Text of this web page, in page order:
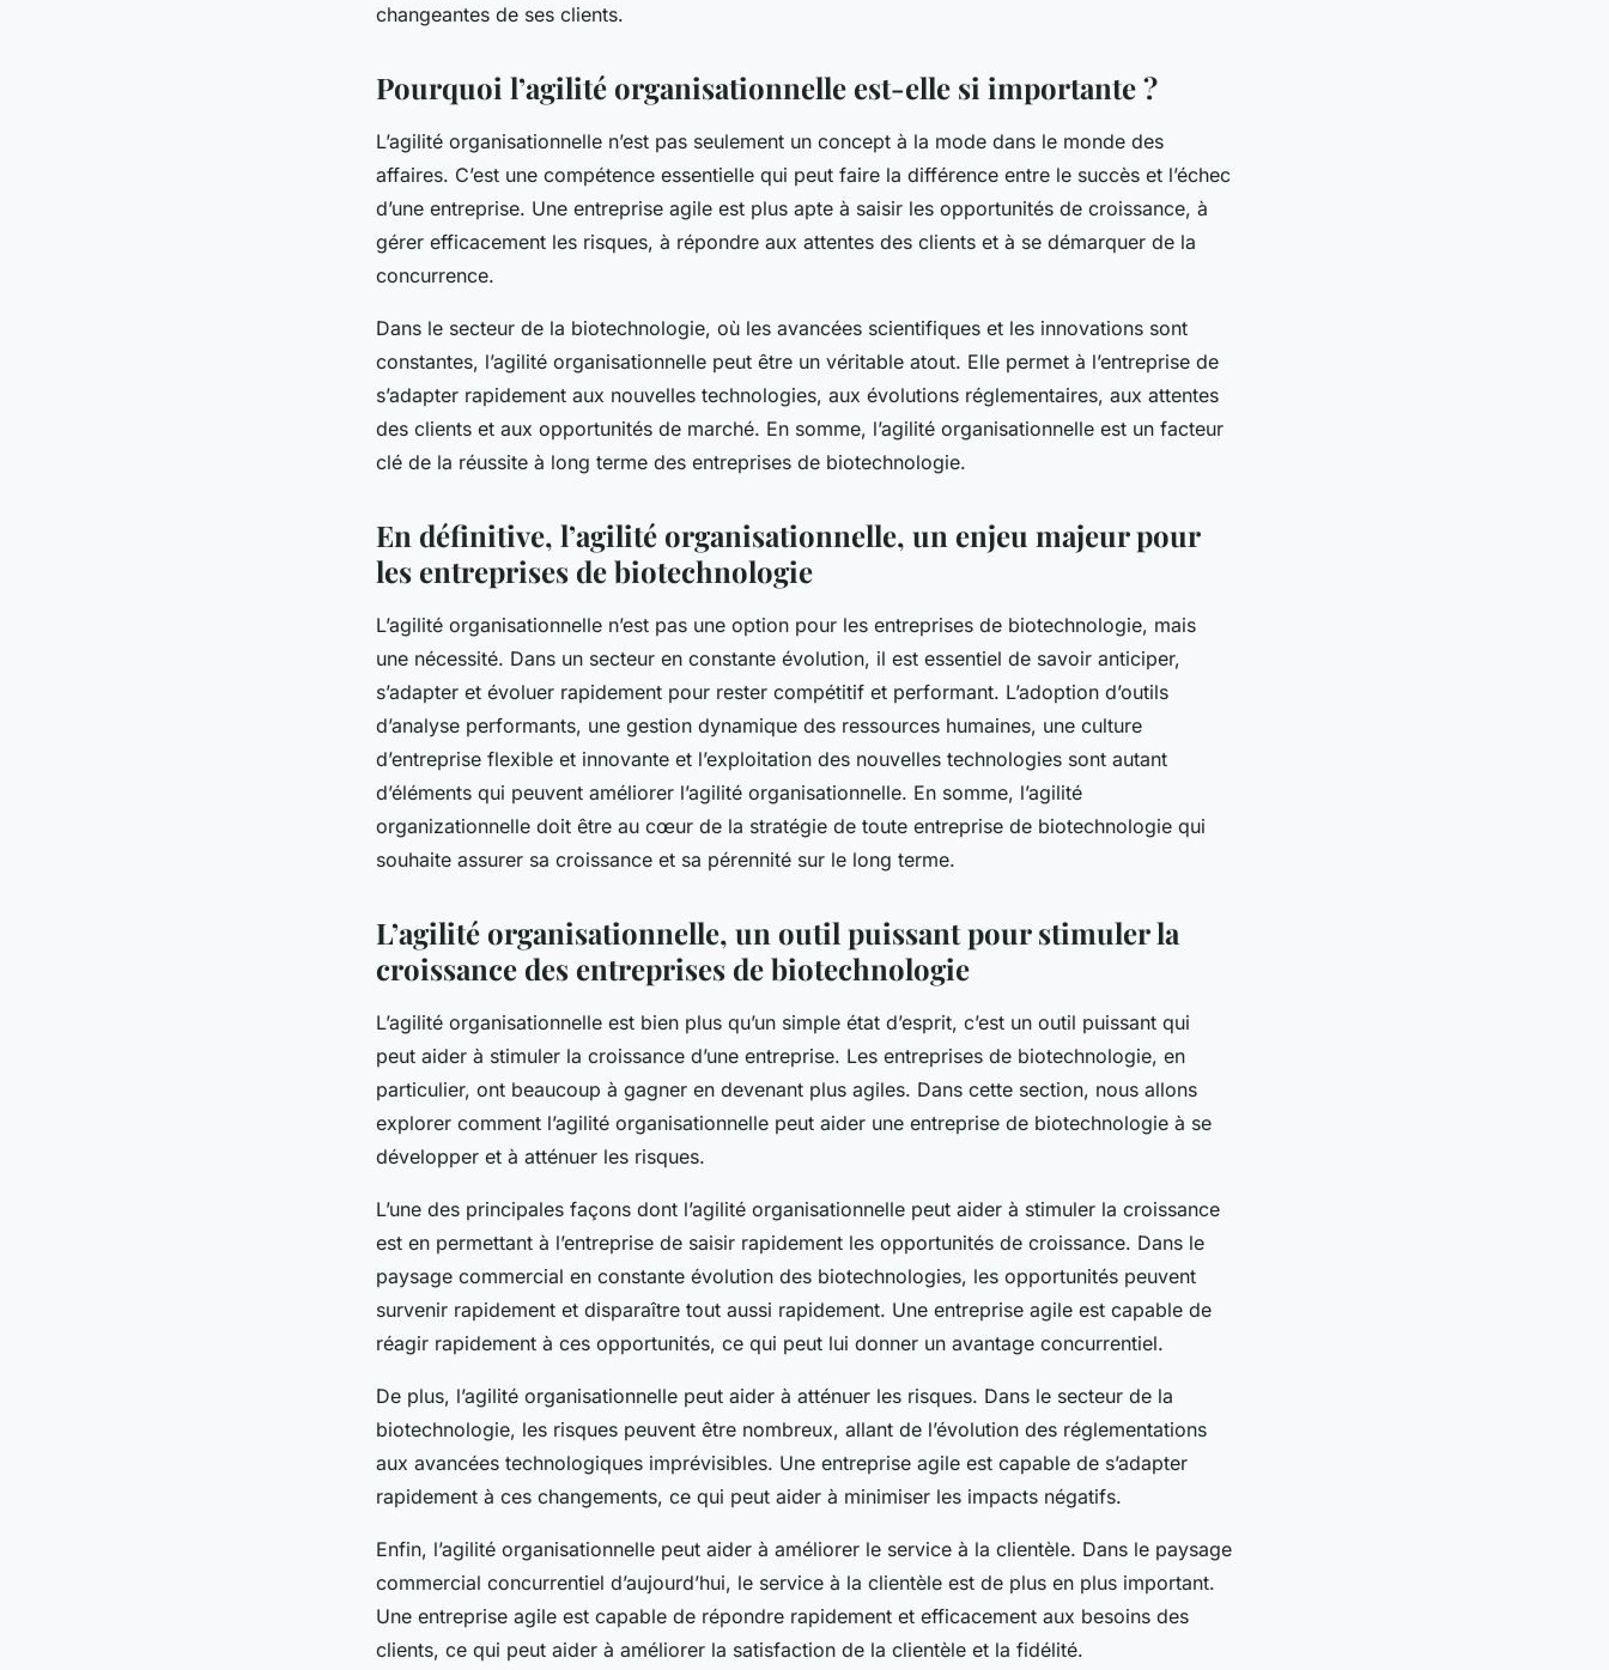
changeantes de ses clients.
Pourquoi l’agilité organisationnelle est-elle si importante ?
L’agilité organisationnelle n’est pas seulement un concept à la mode dans le monde des
affaires. C’est une compétence essentielle qui peut faire la différence entre le succès et l’échec
d’une entreprise. Une entreprise agile est plus apte à saisir les opportunités de croissance, à
gérer efficacement les risques, à répondre aux attentes des clients et à se démarquer de la
concurrence.
Dans le secteur de la biotechnologie, où les avancées scientifiques et les innovations sont
constantes, l’agilité organisationnelle peut être un véritable atout. Elle permet à l’entreprise de
s’adapter rapidement aux nouvelles technologies, aux évolutions réglementaires, aux attentes
des clients et aux opportunités de marché. En somme, l’agilité organisationnelle est un facteur
clé de la réussite à long terme des entreprises de biotechnologie.
En définitive, l’agilité organisationnelle, un enjeu majeur pour
les entreprises de biotechnologie
L’agilité organisationnelle n’est pas une option pour les entreprises de biotechnologie, mais
une nécessité. Dans un secteur en constante évolution, il est essentiel de savoir anticiper,
s’adapter et évoluer rapidement pour rester compétitif et performant. L’adoption d’outils
d’analyse performants, une gestion dynamique des ressources humaines, une culture
d’entreprise flexible et innovante et l’exploitation des nouvelles technologies sont autant
d’éléments qui peuvent améliorer l’agilité organisationnelle. En somme, l’agilité
organizationnelle doit être au cœur de la stratégie de toute entreprise de biotechnologie qui
souhaite assurer sa croissance et sa pérennité sur le long terme.
L’agilité organisationnelle, un outil puissant pour stimuler la
croissance des entreprises de biotechnologie
L’agilité organisationnelle est bien plus qu’un simple état d’esprit, c’est un outil puissant qui
peut aider à stimuler la croissance d’une entreprise. Les entreprises de biotechnologie, en
particulier, ont beaucoup à gagner en devenant plus agiles. Dans cette section, nous allons
explorer comment l’agilité organisationnelle peut aider une entreprise de biotechnologie à se
développer et à atténuer les risques.
L’une des principales façons dont l’agilité organisationnelle peut aider à stimuler la croissance
est en permettant à l’entreprise de saisir rapidement les opportunités de croissance. Dans le
paysage commercial en constante évolution des biotechnologies, les opportunités peuvent
survenir rapidement et disparaître tout aussi rapidement. Une entreprise agile est capable de
réagir rapidement à ces opportunités, ce qui peut lui donner un avantage concurrentiel.
De plus, l’agilité organisationnelle peut aider à atténuer les risques. Dans le secteur de la
biotechnologie, les risques peuvent être nombreux, allant de l’évolution des réglementations
aux avancées technologiques imprévisibles. Une entreprise agile est capable de s’adapter
rapidement à ces changements, ce qui peut aider à minimiser les impacts négatifs.
Enfin, l’agilité organisationnelle peut aider à améliorer le service à la clientèle. Dans le paysage
commercial concurrentiel d’aujourd’hui, le service à la clientèle est de plus en plus important.
Une entreprise agile est capable de répondre rapidement et efficacement aux besoins des
clients, ce qui peut aider à améliorer la satisfaction de la clientèle et la fidélité.